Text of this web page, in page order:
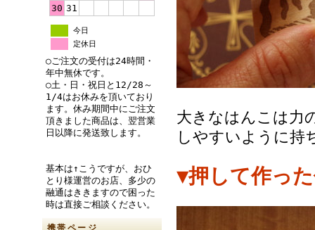
30 31
今日
定休日
○ご注文の受付は24時間・
年中無休です。
○土・日・祝日と12/28～
1/4はお休みを頂いており
ます。休み期間中にご注文
頂きました商品は、翌営業
日以降に発送致します。
基本は↑こうですが、おひ
とり様運営のお店、多少の
融通はききますので困った
時は直接ご相談ください。
携帯ページ
大きなはんこは力
しやすいように持
▼押して作っ